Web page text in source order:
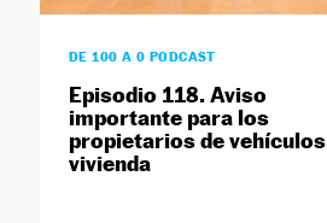
DE 100 A 0 PODCAST
Episodio 118. Aviso
importante para los
propietarios de vehículos
vivienda